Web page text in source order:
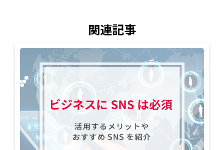
関連記事